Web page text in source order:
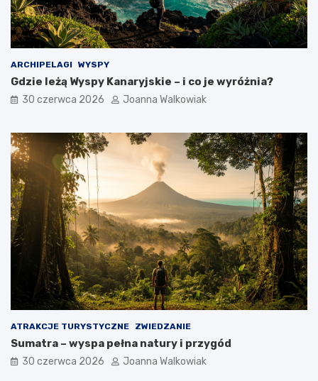
ARCHIPELAGI WYSPY
Gdzie leżą Wyspy Kanaryjskie – i co je wyróżnia?
30 czerwca 2026 Joanna Walkowiak
ATRAKCJE TURYSTYCZNE ZWIEDZANIE
Sumatra – wyspa pełna natury i przygód
30 czerwca 2026 Joanna Walkowiak